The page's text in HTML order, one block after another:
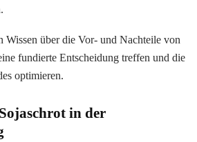
Wissen über die Vor- und Nachteile von
fundierte Entscheidung treffen und die
optimieren.
in der